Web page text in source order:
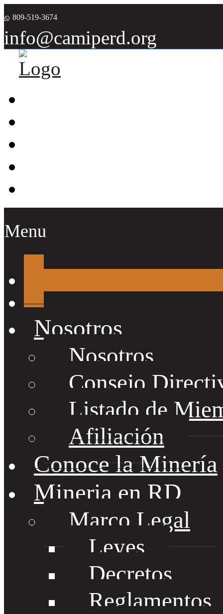
809-519-3674
info@camiperd.org
Menu
Nosotros
Nosotros
Consejo
Listado de
Afiliación
Conoce la Minería
Mineria en RD
Marco Legal
Leyes
Decretos
Reglamentos